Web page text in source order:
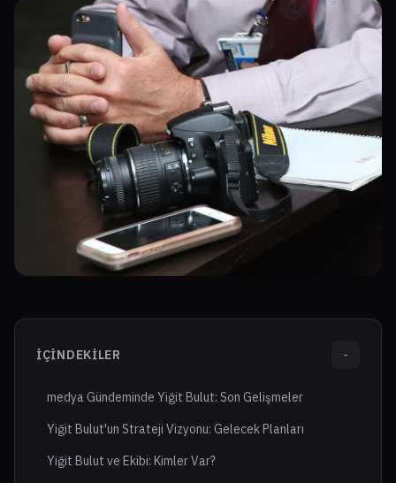
İÇINDEKILER -
medya Gündeminde Yiğit Bulut: Son Gelişmeler
Yiğit Bulut'un Strateji Vizyonu: Gelecek Planları
Yiğit Bulut ve Ekibi: Kimler Var?